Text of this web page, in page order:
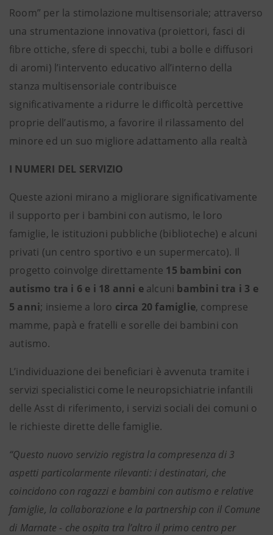
Room” per la stimolazione multisensoriale; attraverso
una strumentazione innovativa (proiettori, fasci di
fibre ottiche, sfere di specchi, tubi a bolle e diffusori
di aromi) l’intervento educativo all’interno della
stanza multisensoriale contribuisce
significativamente a ridurre le difficoltà percettive
proprie dell’autismo, a favorire il rilassamento del
minore ed un suo migliore adattamento alla realtà
I NUMERI DEL SERVIZIO
Queste azioni mirano a migliorare significativamente
il supporto per i bambini con autismo, le loro
famiglie, le istituzioni pubbliche (biblioteche) e alcuni
privati (un centro sportivo e un supermercato). Il
progetto coinvolge direttamente 15 bambini con
autismo tra i 6 e i 18 anni ealcuni bambini tra i 3 e
5 anni; insieme a loro circa 20 famiglie, comprese
mamme, papà e fratelli e sorelle dei bambini con
autismo.
L’individuazione dei beneficiari è avvenuta tramite i
servizi specialistici come le neuropsichiatrie infantili
delle Asst di riferimento, i servizi sociali dei comuni o
le richieste dirette delle famiglie.
“Questo nuovo servizio registra la compresenza di 3
aspetti particolarmente rilevanti: i destinatari, che
coincidono con ragazzi e bambini con autismo e relative
famiglie, la collaborazione e la partnership con il Comune
di Marnate - che ospita tra l’altro il primo centro per